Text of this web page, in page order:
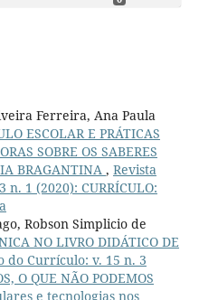
Ferreira, Ana Paula
ESCOLAR E PRÁTICAS
SOBRE OS SABERES
BRAGANTINA , Revista
1 (2020): CURRÍCULO:
Robson Simplicio de
NO LIVRO DIDÁTICO DE
do Currículo: v. 15 n. 3
O QUE NÃO PODEMOS
e tecnologias nos